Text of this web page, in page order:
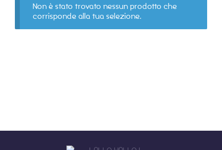
Non è stato trovato nessun prodotto che
corrisponde alla tua selezione.